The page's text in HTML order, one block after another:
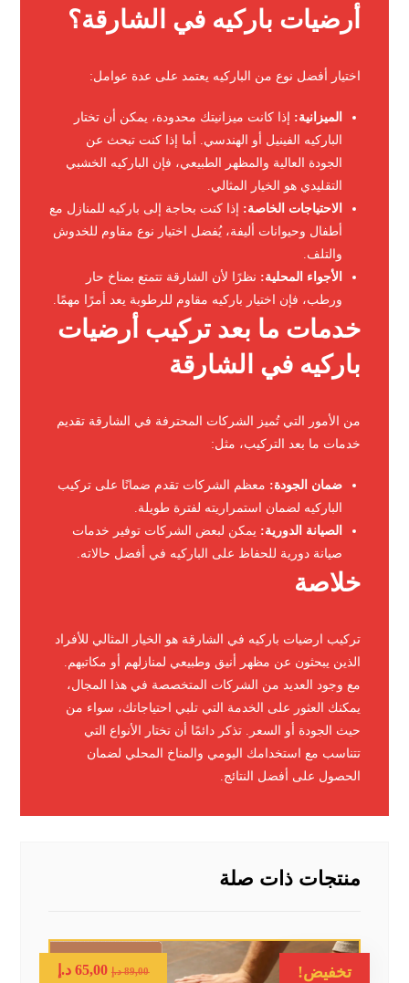
أرضيات باركيه في الشارقة؟
اختيار أفضل نوع من الباركيه يعتمد على عدة عوامل:
الميزانية: إذا كانت ميزانيتك محدودة، يمكن أن تختار
الباركيه الفينيل أو الهندسي. أما إذا كنت تبحث عن
الجودة العالية والمظهر الطبيعي، فإن الباركيه الخشبي
التقليدي هو الخيار المثالي.
الاحتياجات الخاصة: إذا كنت بحاجة إلى باركيه للمنازل مع
أطفال وحيوانات أليفة، يُفضل اختيار نوع مقاوم للخدوش
والتلف.
الأجواء المحلية: نظرًا لأن الشارقة تتمتع بمناخ حار
ورطب، فإن اختيار باركيه مقاوم للرطوبة يعد أمرًا مهمًا.
خدمات ما بعد تركيب أرضيات
باركيه في الشارقة
من الأمور التي تُميز الشركات المحترفة في الشارقة تقديم
خدمات ما بعد التركيب، مثل:
ضمان الجودة: معظم الشركات تقدم ضمانًا على تركيب
الباركيه لضمان استمراريته لفترة طويلة.
الصيانة الدورية: يمكن لبعض الشركات توفير خدمات
صيانة دورية للحفاظ على الباركيه في أفضل حالاته.
خلاصة
تركيب ارضيات باركيه في الشارقة هو الخيار المثالي للأفراد
الذين يبحثون عن مظهر أنيق وطبيعي لمنازلهم أو مكاتبهم.
مع وجود العديد من الشركات المتخصصة في هذا المجال،
يمكنك العثور على الخدمة التي تلبي احتياجاتك، سواء من
حيث الجودة أو السعر. تذكر دائمًا أن تختار الأنواع التي
تتناسب مع استخدامك اليومي والمناخ المحلي لضمان
الحصول على أفضل النتائج.
منتجات ذات صلة
تخفيض! 89,00 د.إ 65,00 د.إ